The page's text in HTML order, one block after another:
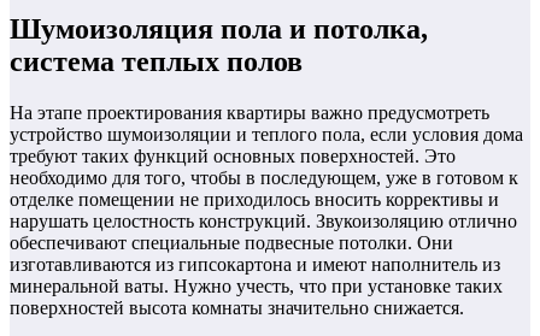
Шумоизоляция пола и потолка,
система теплых полов
На этапе проектирования квартиры важно предусмотреть
устройство шумоизоляции и теплого пола, если условия дома
требуют таких функций основных поверхностей. Это
необходимо для того, чтобы в последующем, уже в готовом к
отделке помещении не приходилось вносить коррективы и
нарушать целостность конструкций. Звукоизоляцию отлично
обеспечивают специальные подвесные потолки. Они
изготавливаются из гипсокартона и имеют наполнитель из
минеральной ваты. Нужно учесть, что при установке таких
поверхностей высота комнаты значительно снижается.